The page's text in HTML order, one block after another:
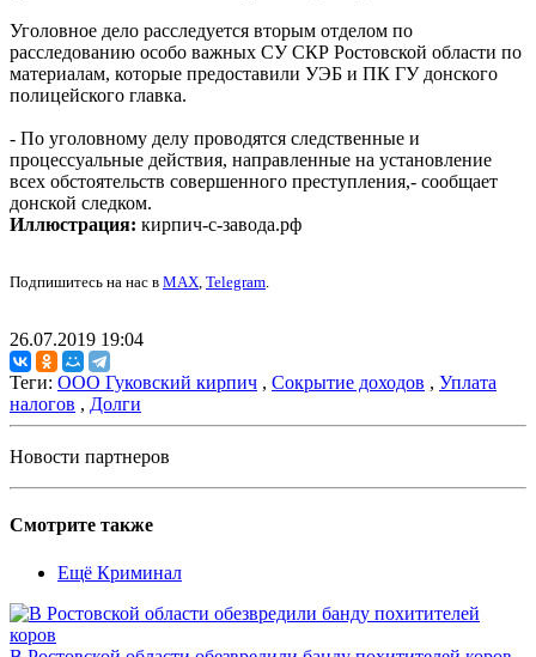
Уголовное дело расследуется вторым отделом по
расследованию особо важных СУ СКР Ростовской области по
материалам, которые предоставили УЭБ и ПК ГУ донского
полицейского главка.
- По уголовному делу проводятся следственные и
процессуальные действия, направленные на установление
всех обстоятельств совершенного преступления,- сообщает
донской следком.
Иллюстрация: кирпич-с-завода.рф
Подпишитесь на нас в MAX, Telegram.
26.07.2019 19:04
Теги: ООО Гуковский кирпич , Сокрытие доходов , Уплата
налогов , Долги
Новости партнеров
Смотрите также
Ещё Криминал